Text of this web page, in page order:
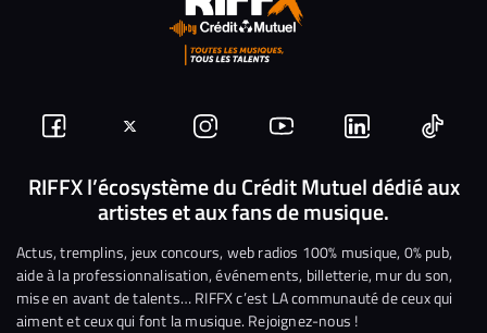
Suivez-
nous
Facebook
Suivez-
nous
sur
Twitter
Nous
rejoindre
sur
Instagram
Nous
rejoindre
sur
YouTube
Nous
rejoindre
sur
Linkedin
Nous
RIFFX l’écosystème du Crédit Mutuel dédié aux
artistes et aux fans de musique.
Actus, tremplins, jeux concours, web radios 100% musique, 0% pub,
aide à la professionnalisation, événements, billetterie, mur du son,
mise en avant de talents… RIFFX c’est LA communauté de ceux qui
aiment et ceux qui font la musique. Rejoignez-nous !